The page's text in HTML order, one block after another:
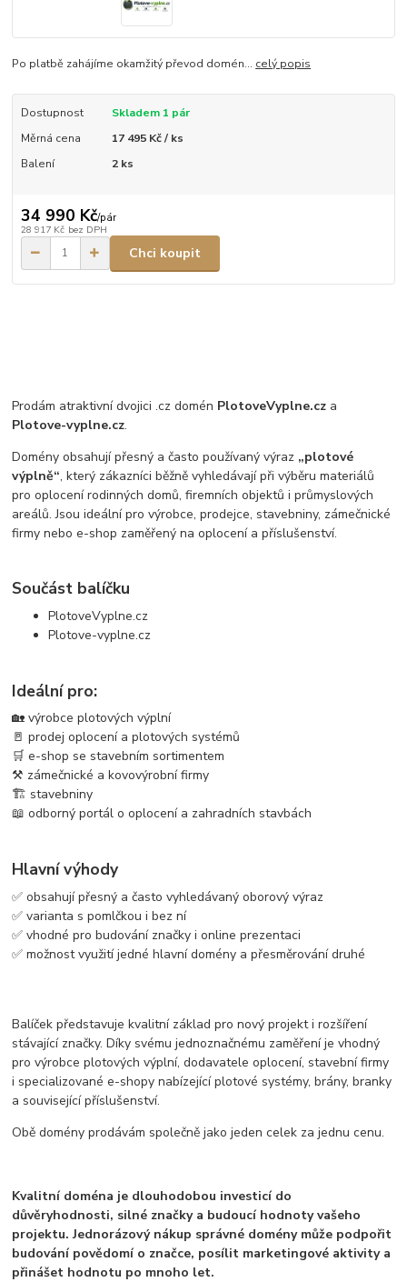
Po platbě zahájíme okamžitý převod domén... celý popis
Dostupnost
Skladem 1 pár
Měrná cena
17 495 Kč / ks
Balení
2 ks
34 990 Kč/pár
28 917 Kč bez DPH
Chci koupit
Prodám atraktivní dvojici .cz domén PlotoveVyplne.cz a
Plotove-vyplne.cz.
Domény obsahují přesný a často používaný výraz „plotové
výplně“, který zákazníci běžně vyhledávají při výběru materiálů
pro oplocení rodinných domů, firemních objektů i průmyslových
areálů. Jsou ideální pro výrobce, prodejce, stavebniny, zámečnické
firmy nebo e-shop zaměřený na oplocení a příslušenství.
Součást balíčku
PlotoveVyplne.cz
Plotove-vyplne.cz
Ideální pro:
🏡 výrobce plotových výplní
🚪 prodej oplocení a plotových systémů
🛒 e-shop se stavebním sortimentem
⚒️ zámečnické a kovovýrobní firmy
🏗️ stavebniny
📖 odborný portál o oplocení a zahradních stavbách
Hlavní výhody
✅ obsahují přesný a často vyhledávaný oborový výraz
✅ varianta s pomlčkou i bez ní
✅ vhodné pro budování značky i online prezentaci
✅ možnost využití jedné hlavní domény a přesměrování druhé
Balíček představuje kvalitní základ pro nový projekt i rozšíření
stávající značky. Díky svému jednoznačnému zaměření je vhodný
pro výrobce plotových výplní, dodavatele oplocení, stavební firmy
i specializované e-shopy nabízející plotové systémy, brány, branky
a související příslušenství.
Obě domény prodávám společně jako jeden celek za jednu cenu.
Kvalitní doména je dlouhodobou investicí do
důvěryhodnosti, silné značky a budoucí hodnoty vašeho
projektu. Jednorázový nákup správné domény může podpořit
budování povědomí o značce, posílit marketingové aktivity a
přinášet hodnotu po mnoho let.